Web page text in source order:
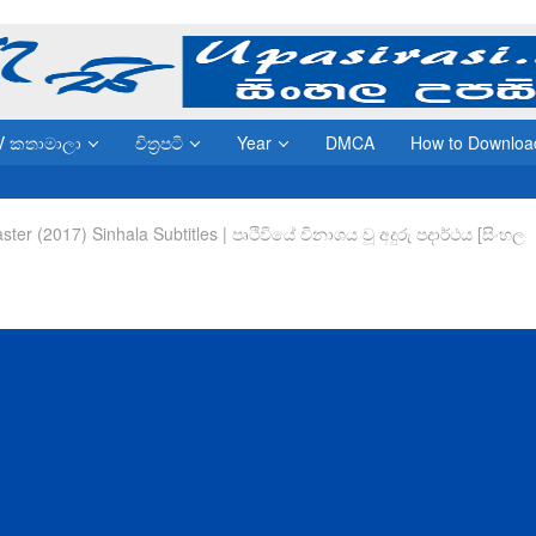
කතාමාලා චිත්‍රපටි Year DMCA How to
(2017) Sinhala Subtitles | පෘථිවියේ විනාශය වූ අදුරු පදාර්ථය [සිංහල